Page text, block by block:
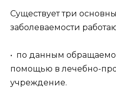
Существует три
заболеваемости
• по данным
помощью в лечебно-
учреждение.